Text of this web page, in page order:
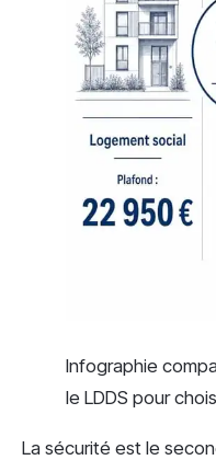
Infographie
le LDDS pour
La sécurité est le